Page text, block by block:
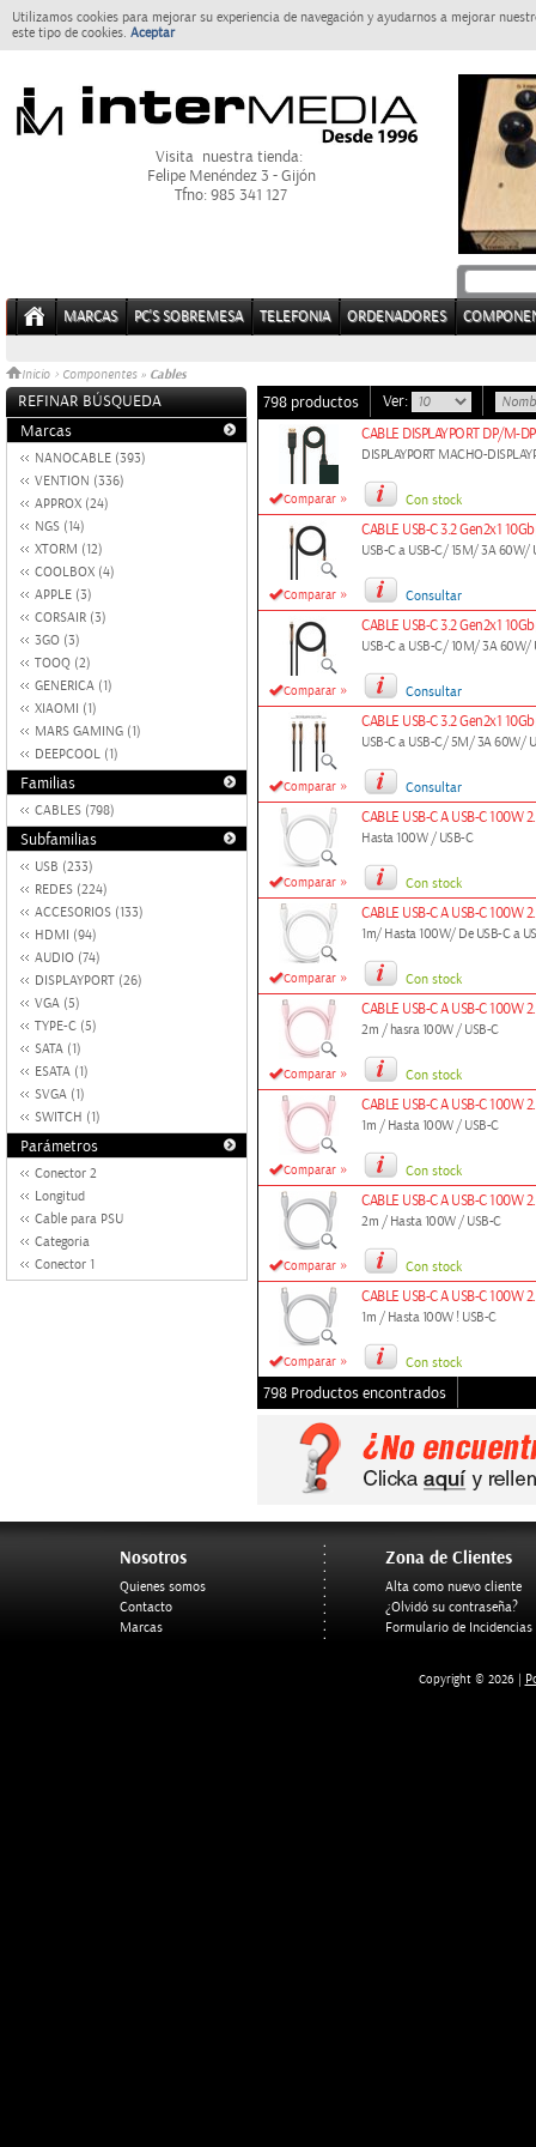
Utilizamos cookies para mejorar su experiencia de navegación y ayudarnos a mejorar
este tipo de cookies. Aceptar
Visita nuestra tienda:
Felipe Menéndez 3 - Gijón
Tfno: 985 341 127
MARCAS PC'S SOBREMESA TELEFONIA ORDENADORES
Inicio > Componentes » Cables
REFINAR BÚSQUEDA
Marcas
NANOCABLE (393)
VENTION (336)
APPROX (24)
NGS (14)
XTORM (12)
COOLBOX (4)
APPLE (3)
CORSAIR (3)
3GO (3)
TOOQ (2)
GENERICA (1)
XIAOMI (1)
MARS GAMING (1)
DEEPCOOL (1)
Familias
CABLES (798)
Subfamilias
USB (233)
REDES (224)
ACCESORIOS (133)
HDMI (94)
AUDIO (74)
DISPLAYPORT (26)
VGA (5)
TYPE-C (5)
SATA (1)
ESATA (1)
SVGA (1)
SWITCH (1)
Parámetros
Conector 2
Longitud
Cable para PSU
Categoria
Conector 1
798 productos Ver:
Comparar »
CABLE DISPLAYPORT DP/M-
DISPLAYPORT MACHO-
Con stock
Comparar »
CABLE USB-C 3.2 Gen2x1
USB-C a USB-C/ 15M/ 3A 60W/
Consultar
Comparar »
CABLE USB-C 3.2 Gen2x1
USB-C a USB-C/ 10M/ 3A 60W/
Consultar
Comparar »
CABLE USB-C 3.2 Gen2x1
USB-C a USB-C/ 5M/ 3A 60W/
Consultar
Comparar »
CABLE USB-C A USB-C 100W
Hasta 100W / USB-C
Con stock
Comparar »
CABLE USB-C A USB-C 100W
1m/ Hasta 100W/ De USB-C a
Con stock
Comparar »
CABLE USB-C A USB-C 100W
2m / hasra 100W / USB-C
Con stock
Comparar »
CABLE USB-C A USB-C 100W
1m / Hasta 100W / USB-C
Con stock
Comparar »
CABLE USB-C A USB-C 100W
2m / Hasta 100W / USB-C
Con stock
Comparar »
CABLE USB-C A USB-C 100W
1m / Hasta 100W ! USB-C
Con stock
798 Productos encontrados
Nosotros
Quienes somos
Contacto
Marcas
Zona de Clientes
Alta como nuevo cliente
¿Olvidó su contraseña?
Formulario de Incidencias
Copyright © 2026 |